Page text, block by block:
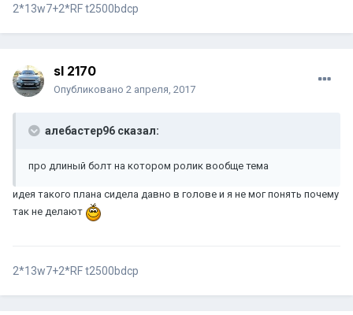
2*13w7+2*RF t2500bdcp
sl 2170
Опубликовано 2 апреля, 2017
алебастер96 сказал:
про длиный болт на котором ролик вообще тема
идея такого плана сидела давно в голове и я не мог понять почему
так не делают
2*13w7+2*RF t2500bdcp